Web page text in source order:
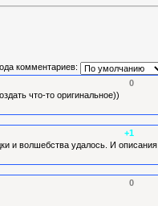
комментариев:
0
что-то оригинальное))
+1
и волшебства удалось. И описания
0